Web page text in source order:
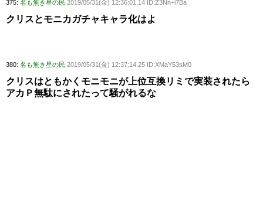
375: 名も無き星の民 2019/05/31(金) 12:36:01.14 ID:Z3Nn+i7Ba
クリスとモニカガチャキャラ化はよ
380: 名も無き星の民 2019/05/31(金) 12:37:14.25 ID:XMaY53sM0
クリスはともかくモニモニが上位互換リミで実装されたら
アカＰ無駄にされたって騒がれるな